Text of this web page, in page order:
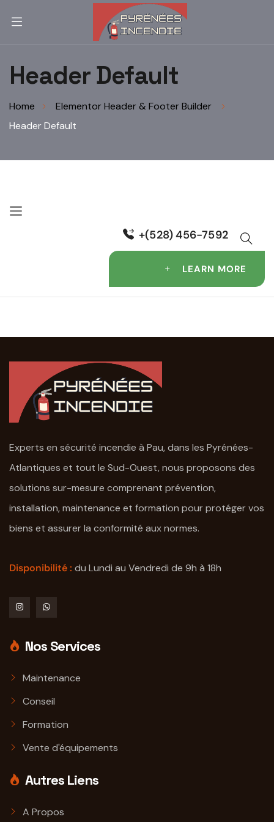
Header Default
Home
Elementor Header & Footer Builder
Header Default
+(528) 456-7592
LEARN MORE
Experts en sécurité incendie à Pau, dans les Pyrénées-
Atlantiques et tout le Sud-Ouest, nous proposons des
solutions sur-mesure comprenant prévention,
installation, maintenance et formation pour protéger vos
biens et assurer la conformité aux normes.
Disponibilité : du Lundi au Vendredi de 9h à 18h
Nos Services
Maintenance
Conseil
Formation
Vente d'équipements
Autres Liens
A Propos